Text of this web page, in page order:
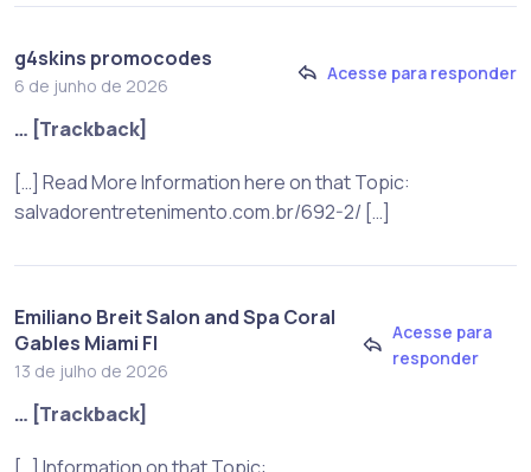
g4skins promocodes
6 de junho de 2026
Acesse para responder
… [Trackback]
[…] Read More Information here on that Topic:
salvadorentretenimento.com.br/692-2/ […]
Emiliano Breit Salon and Spa Coral
Gables Miami Fl
13 de julho de 2026
Acesse para
responder
… [Trackback]